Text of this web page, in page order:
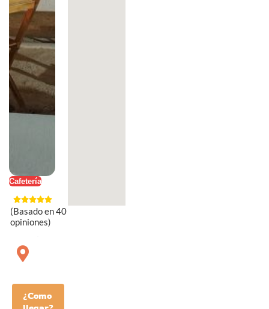
Cafetería
(Basado en 40
opiniones)
¿Como